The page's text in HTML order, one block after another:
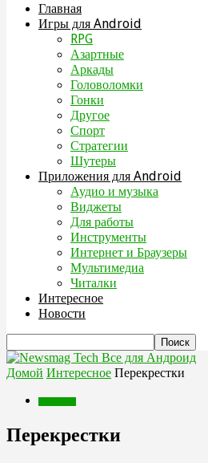
Главная
Игры для Android
RPG
Азартные
Аркады
Головоломки
Гонки
Другое
Спорт
Стратегии
Шутеры
Приложения для Android
Аудио и музыка
Виджеты
Для работы
Инструменты
Интернет и Браузеры
Мультимедиа
Читалки
Интересное
Новости
Все для Андроид
Домой Интересное Перекрестки
Перекрестки